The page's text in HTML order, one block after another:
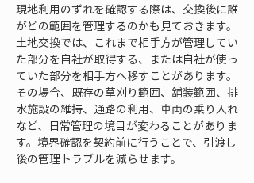
現地利用のずれを確認する際は、交換後に誰
がどの範囲を管理するのかも見ておきます。
土地交換では、これまで相手方が管理してい
た部分を自社が取得する、または自社が使っ
ていた部分を相手方へ移すことがあります。
その場合、既存の草刈り範囲、舗装範囲、排
水施設の維持、通路の利用、車両の乗り入れ
など、日常管理の境目が変わることがありま
す。境界確認を契約前に行うことで、引渡し
後の管理トラブルを減らせます。